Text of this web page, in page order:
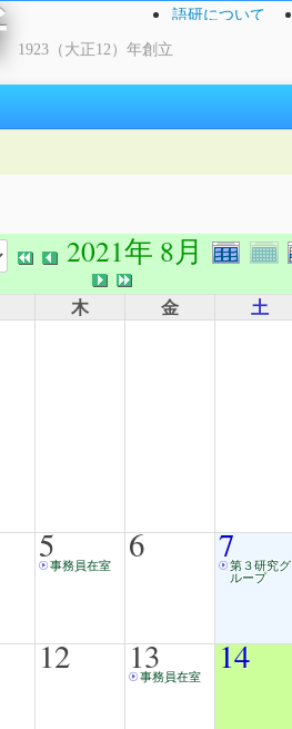
1923（大正12）年創立
語研について
2021年 8月
木 金 土
5事務員在室 6 7第３研究グ
ループ
12 13
事務員在室 14